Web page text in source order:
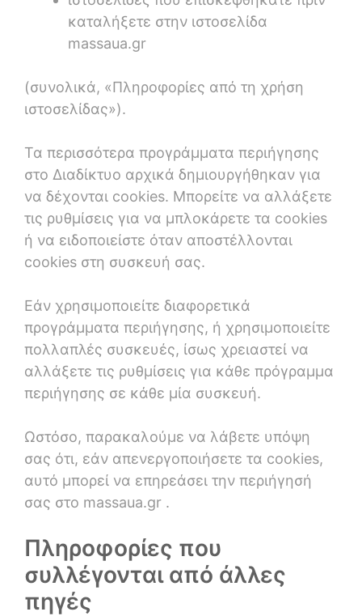
καταλήξετε στην ιστοσελίδα
massaua.gr
(συνολικά, «Πληροφορίες από τη χρήση
ιστοσελίδας»).
Τα περισσότερα προγράμματα περιήγησης
στο Διαδίκτυο αρχικά δημιουργήθηκαν για
να δέχονται cookies. Μπορείτε να αλλάξετε
τις ρυθμίσεις για να μπλοκάρετε τα cookies
ή να ειδοποιείστε όταν αποστέλλονται
cookies στη συσκευή σας.
Εάν χρησιμοποιείτε διαφορετικά
προγράμματα περιήγησης, ή χρησιμοποιείτε
πολλαπλές συσκευές, ίσως χρειαστεί να
αλλάξετε τις ρυθμίσεις για κάθε πρόγραμμα
περιήγησης σε κάθε μία συσκευή.
Ωστόσο, παρακαλούμε να λάβετε υπόψη
σας ότι, εάν απενεργοποιήσετε τα cookies,
αυτό μπορεί να επηρεάσει την περιήγησή
σας στο massaua.gr .
Πληροφορίες που
συλλέγονται από άλλες
πηγές